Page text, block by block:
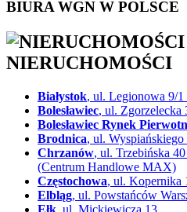
BIURA WGN W POLSCE
NIERUCHOMOŚCI
Białystok, ul. Legionowa 9/
Bolesławiec, ul. Zgorzelecka
Bolesławiec Rynek
Brodnica, ul. Wyspiańskiego
Chrzanów, ul. Trzebińska
(Centrum Handlowe MAX)
Częstochowa, ul. Kopernika
Elbląg, ul. Powstańców
Ełk, ul. Mickiewicza 13